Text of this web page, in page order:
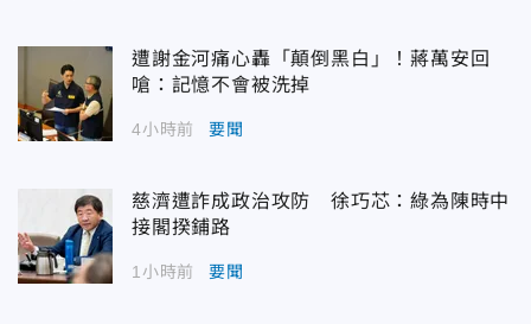
遭謝金河痛心轟「顛倒黑白」！蔣萬安回
嗆：記憶不會被洗掉
4小時前 要聞
慈濟遭詐成政治攻防 徐巧芯：綠為陳時中
接閣揆鋪路
1小時前 要聞